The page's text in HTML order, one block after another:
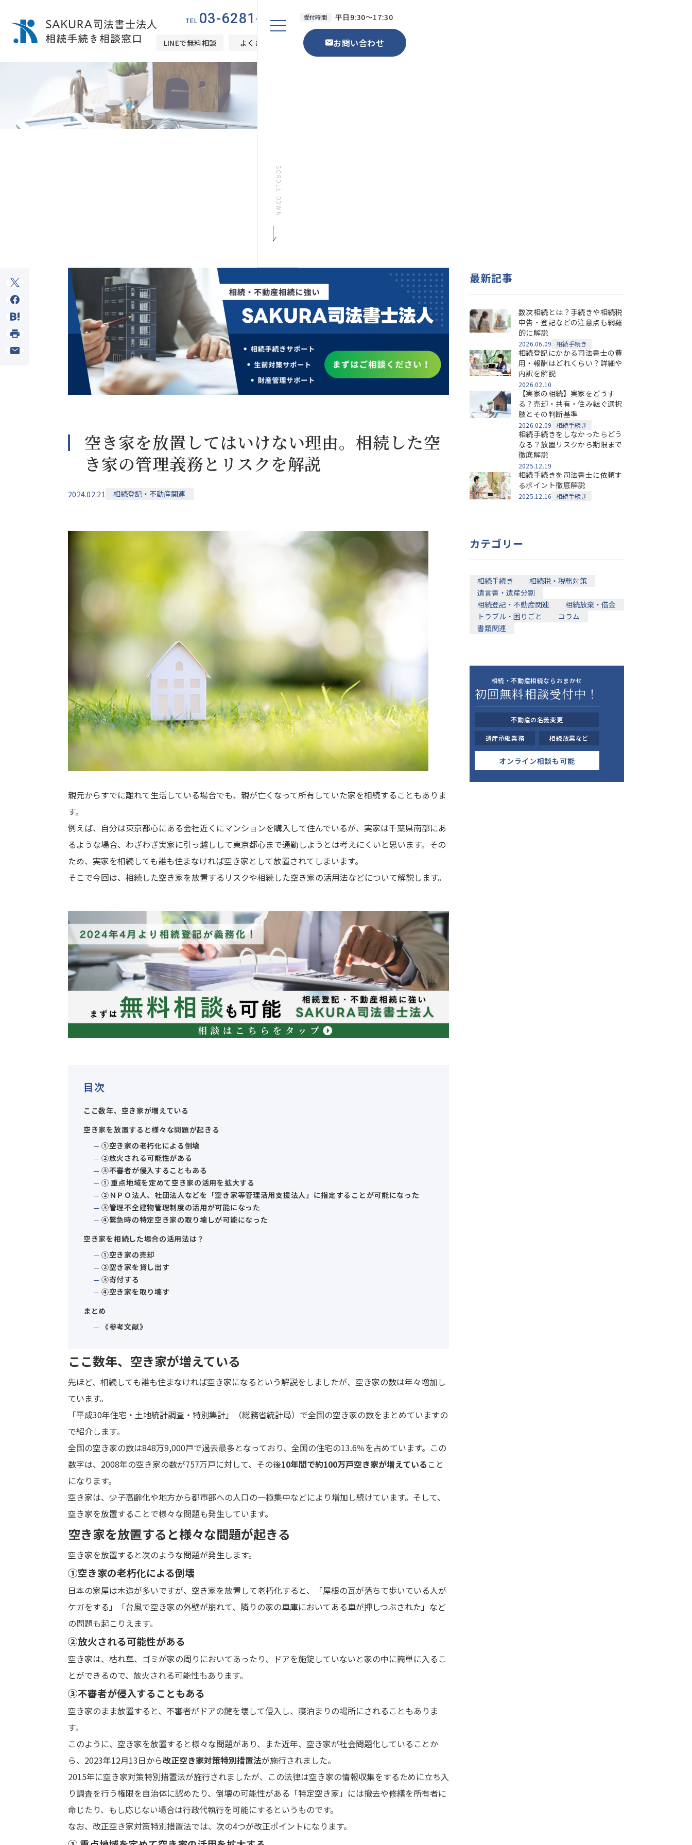
03-6281-9560 受付時間 平日9:30～17:30
LINEで無料相談 よくある質問 お問い合わせ
SCROLL DOWN
空き家を放置してはいけない理由。相続した空
き家の管理義務とリスクを解説
2024.02.21 相続登記・不動産関連
親元からすでに離れて生活している場合でも、親が亡くなって所有していた家を相続することもありま
す。
例えば、自分は東京都心にある会社近くにマンションを購入して住んでいるが、実家は千葉県南部にあ
るような場合、わざわざ実家に引っ越しして東京都心まで通勤しようとは考えにくいと思います。その
ため、実家を相続しても誰も住まなければ空き家として放置されてしまいます。
そこで今回は、相続した空き家を放置するリスクや相続した空き家の活用法などについて解説します。
目次
ここ数年、空き家が増えている
空き家を放置すると様々な問題が起きる
①空き家の老朽化による倒壊
②放火される可能性がある
③不審者が侵入することもある
① 重点地域を定めて空き家の活用を拡大する
②ＮＰＯ法人、社団法人などを「空き家等管理活用支援法人」に指定することが可能になった
③管理不全建物管理制度の活用が可能になった
④緊急時の特定空き家の取り壊しが可能になった
空き家を相続した場合の活用法は？
①空き家の売却
②空き家を貸し出す
③寄付する
④空き家を取り壊す
まとめ
《参考文献》
ここ数年、空き家が増えている
先ほど、相続しても誰も住まなければ空き家になるという解説をしましたが、空き家の数は年々増加し
ています。
「平成30年住宅・土地統計調査・特別集計」（総務省統計局）で全国の空き家の数をまとめていますの
で紹介します。
全国の空き家の数は848万9,000戸で過去最多となっており、全国の住宅の13.6％を占めています。この
数字は、2008年の空き家の数が757万戸に対して、その後10年間で約100万戸空き家が増えている こと
になります。
空き家は、少子高齢化や地方から都市部への人口の一極集中などにより増加し続けています。そして、
空き家を放置することで様々な問題も発生しています。
空き家を放置すると様々な問題が起きる
空き家を放置すると次のような問題が発生します。
①空き家の老朽化による倒壊
日本の家屋は木造が多いですが、空き家を放置して老朽化すると、「屋根の瓦が落ちて歩いている人が
ケガをする」「台風で空き家の外壁が崩れて、隣りの家の車庫においてある車が押しつぶされた」など
の問題も起こりえます。
②放火される可能性がある
空き家は、枯れ草、ゴミが家の周りにおいてあったり、ドアを施錠していないと家の中に簡単に入るこ
とができるので、放火される可能性もあります。
③不審者が侵入することもある
空き家のまま放置すると、不審者がドアの鍵を壊して侵入し、寝泊まりの場所にされることもありま
す。
このように、空き家を放置すると様々な問題があり、また近年、空き家が社会問題化していることか
ら、2023年12月13日から改正空き家対策特別措置法が施行されました。
2015年に空き家対策特別措置法が施行されましたが、この法律は空き家の情報収集をするために立ち入
り調査を行う権限を自治体に認めたり、倒壊の可能性がある「特定空き家」には撤去や修繕を所有者に
命じたり、もし応じない場合は行政代執行を可能にするというものです。
なお、改正空き家対策特別措置法では、次の4つが改正ポイントになります。
最新記事
数次相続とは？手続きや相続税
申告・登記などの注意点も網羅
的に解説
2026.06.09 相続手続き
相続登記にかかる司法書士の費
用・報酬はどれくらい？詳細や
内訳を解説
2026.02.10
【実家の相続】実家をどうす
る？売却・共有・住み継ぐ選択
肢とその判断基準
2026.02.09 相続手続き
相続手続きをしなかったらどう
なる？放置リスクから期限まで
徹底解説
2025.12.19
相続手続きを司法書士に依頼す
るポイント徹底解説
2025.12.16 相続手続き
カテゴリー
相続手続き
相続税・税務対策
遺言書・遺産分割
相続登記・不動産関連
相続放棄・借金
トラブル・困りごと
コラム
書類関連
相続・不動産相続ならおまかせ
初回無料相談受付中！
不動産の名義変更
遺産承継業務 相続放棄など
オンライン相談も可能